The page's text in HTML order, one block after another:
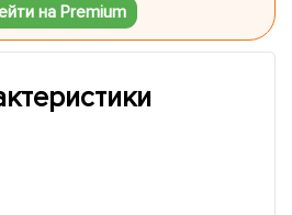
на Premium